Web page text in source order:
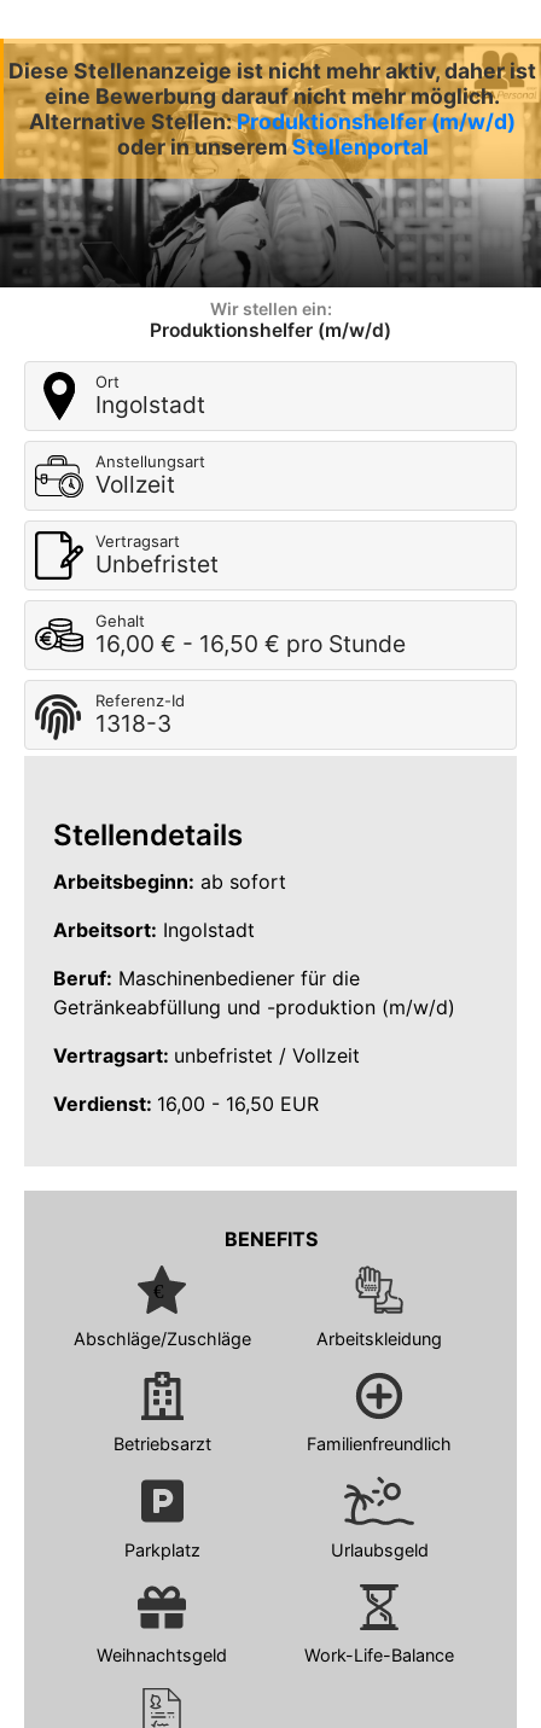
Diese Stellenanzeige ist nicht mehr aktiv, daher ist
eine Bewerbung darauf nicht mehr möglich.
Alternative Stellen:Produktionshelfer (m/w/d)
oder in unseremStellenportal
Wir stellen ein:
Produktionshelfer (m/w/d)
Ort
Ingolstadt
Anstellungsart
Vollzeit
Vertragsart
Unbefristet
Gehalt
16,00 € - 16,50 € pro Stunde
Referenz-Id
1318-3
Stellendetails
Arbeitsbeginn: ab sofort
Arbeitsort: Ingolstadt
Beruf: Maschinenbediener für die
Getränkeabfüllung und -produktion (m/w/d)
Vertragsart: unbefristet / Vollzeit
Verdienst: 16,00 - 16,50 EUR
BENEFITS
Abschläge/Zuschläge Arbeitskleidung
Betriebsarzt Familienfreundlich
Parkplatz Urlaubsgeld
Weihnachtsgeld Work-Life-Balance